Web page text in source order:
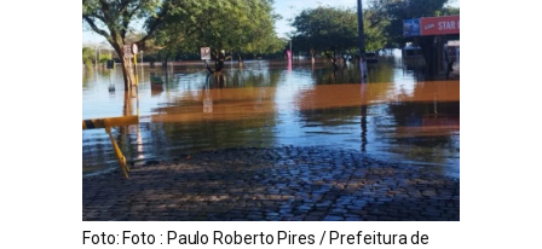
Foto: Foto : Paulo Roberto Pires / Prefeitura de